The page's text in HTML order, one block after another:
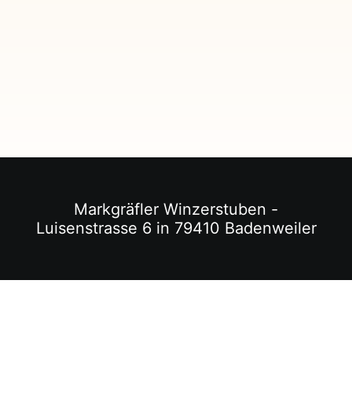
Markgräfler Winzerstuben -
Luisenstrasse 6 in 79410 Badenweiler